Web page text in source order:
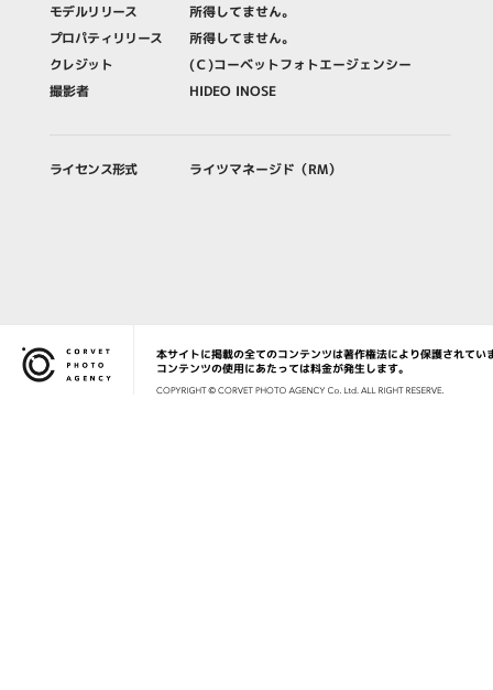
モデルリリース
所得してません。
プロパティリリース
所得してません。
クレジット
(Ｃ)コーベットフォトエージェンシー
撮影者
HIDEO INOSE
ライセンス形式 ライツマネージド（RM）
Corvet Photo Agency
本サイトに掲載の全てのコンテンツは著作権法により保護されてい
コンテンツの使用にあたっては料金が発生します。